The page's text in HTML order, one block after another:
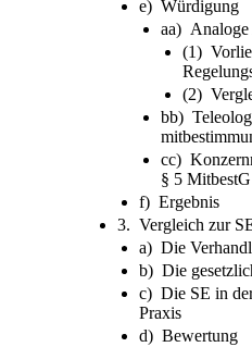
e) Würdigung
aa) Analoge
(1)
(2)
bb)
cc)
§ 5 MitbestG
f) Ergebnis
3. Vergleich zur
a) Die
b) Die
c) Die SE in
Praxis
d) Bewertung